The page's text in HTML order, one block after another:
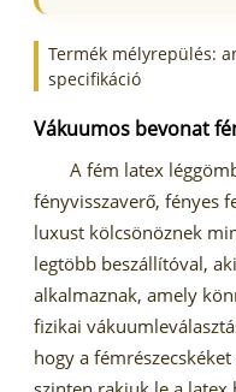
Termék mélyrepülés:
specifikáció
Vákuumos bevonat
A fém latex
fényvisszaverő, fényes
luxust kölcsönöznek
legtöbb beszállítóval,
alkalmaznak, amely
fizikai
hogy a